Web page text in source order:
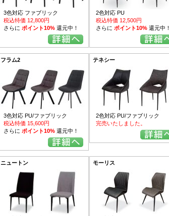
3色対応 ファブリック
税込特価 12,800円
さらに ポイント10%還元中！
2色対応 PU
税込特価 12,500円
さらに ポイント10%還元中！
フラム2
3色対応 PU/ファブリック
税込特価 15,600円
さらに ポイント10%還元中！
テネシー
2色対応 PU/ファブリック
完売いたしました。
ニュートン モーリス